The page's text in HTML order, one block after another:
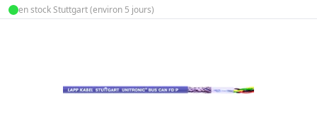
en stock Stuttgart (environ 5 jours)